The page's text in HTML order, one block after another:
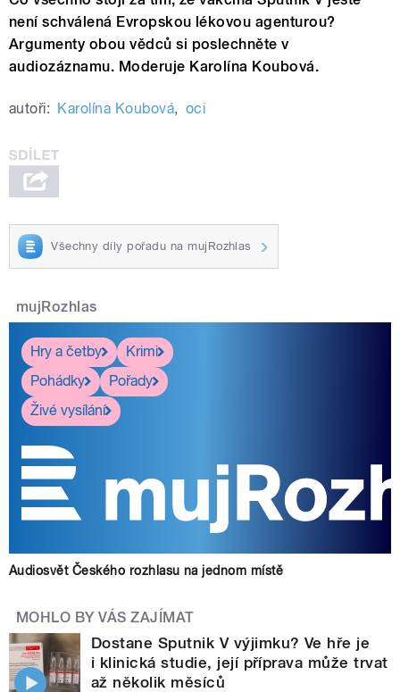
není schválená Evropskou lékovou agenturou?
Argumenty obou vědců si poslechněte v
audiozáznamu. Moderuje Karolína Koubová.
autoři: Karolína Koubová, oci
Všechny díly pořadu na mujRozhlas
mujRozhlas
Hry a četby
Krimi
Pohádky
Pořady
Živé vysílání
Audiosvět Českého rozhlasu na jednom místě
MOHLO BY VÁS ZAJÍMAT
Dostane Sputnik V výjimku? Ve hře je
i klinická studie, její příprava může trvat
až několik měsíců